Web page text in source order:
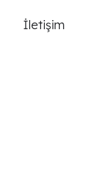
İletişim